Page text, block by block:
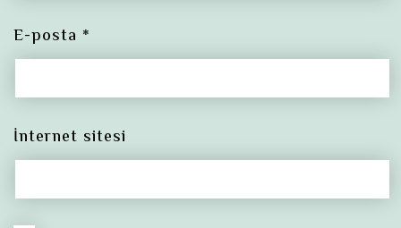
E-posta *
İnternet sitesi